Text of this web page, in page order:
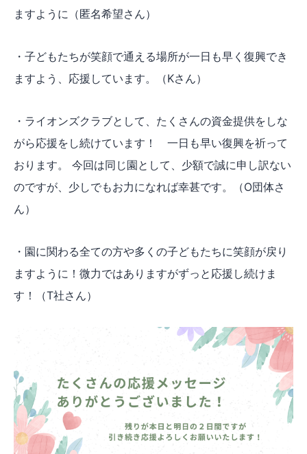
ますように（匿名希望さん）
・子どもたちが笑顔で通える場所が一日も早く復興でき
ますよう、応援しています。（Kさん）
・ライオンズクラブとして、たくさんの資金提供をしな
がら応援をし続けています！ 一日も早い復興を祈って
おります。 今回は同じ園として、少額で誠に申し訳ない
のですが、少しでもお力になれば幸甚です。（O団体さ
ん）
・園に関わる全ての方や多くの子どもたちに笑顔が戻り
ますように！微力ではありますがずっと応援し続けま
す！（T社さん）